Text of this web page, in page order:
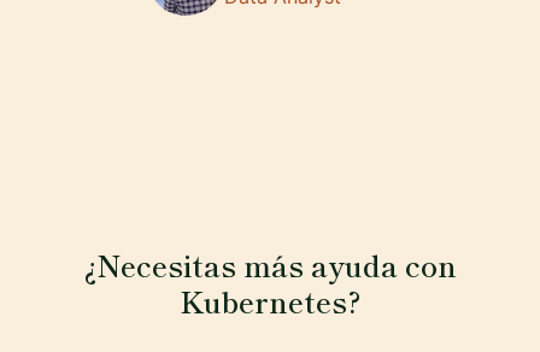
¿Necesitas más ayuda con
Kubernetes?